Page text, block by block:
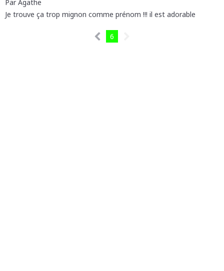
Par Agathe
Je trouve ça trop mignon comme prénom !!! il est adorable
6